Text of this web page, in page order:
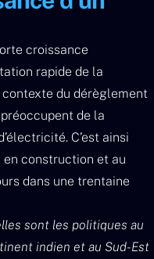
croissance
rapide de la
du dérèglement
de la
C’est ainsi
en construction et au
dans une trentaine
sont les politiques au
indien et au Sud-Est